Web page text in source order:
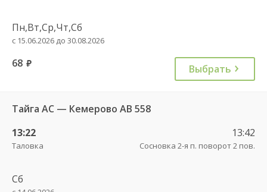
Пн,Вт,Ср,Чт,Сб
с 15.06.2026 до 30.08.2026
68 руб. Выбрать
Тайга АС — Кемерово АВ 558
13:22
Таловка
13:42
Сосновка 2-я п. поворот 2 пов.
Сб